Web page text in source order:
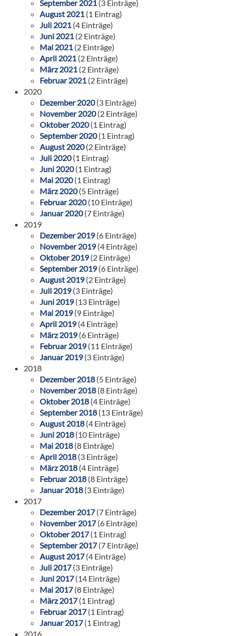
September 2021 (3 Einträge)
August 2021 (1 Eintrag)
Juli 2021 (4 Einträge)
Juni 2021 (2 Einträge)
Mai 2021 (2 Einträge)
April 2021 (2 Einträge)
März 2021 (2 Einträge)
Februar 2021 (2 Einträge)
2020
Dezember 2020(3 Einträge)
November 2020(2 Einträge)
Oktober 2020(1 Eintrag)
September 2020(1 Eintrag)
August 2020(2 Einträge)
Juli 2020(1 Eintrag)
Juni 2020(1 Eintrag)
Mai 2020(1 Eintrag)
März 2020(5 Einträge)
Februar 2020(10 Einträge)
Januar 2020(7 Einträge)
2019
Dezember 2019(6 Einträge)
November 2019(4 Einträge)
Oktober 2019(2 Einträge)
September 2019(6 Einträge)
August 2019(2 Einträge)
Juli 2019(3 Einträge)
Juni 2019(13 Einträge)
Mai 2019(9 Einträge)
April 2019(4 Einträge)
März 2019(6 Einträge)
Februar 2019(11 Einträge)
Januar 2019(3 Einträge)
2018
Dezember 2018(5 Einträge)
November 2018(8 Einträge)
Oktober 2018(4 Einträge)
September 2018(13 Einträge)
August 2018(4 Einträge)
Juni 2018(10 Einträge)
Mai 2018(8 Einträge)
April 2018(3 Einträge)
März 2018(4 Einträge)
Februar 2018(8 Einträge)
Januar 2018(3 Einträge)
2017
Dezember 2017(7 Einträge)
November 2017(6 Einträge)
Oktober 2017(1 Eintrag)
September 2017(7 Einträge)
August 2017(4 Einträge)
Juli 2017(3 Einträge)
Juni 2017(14 Einträge)
Mai 2017(8 Einträge)
März 2017(1 Eintrag)
Februar 2017(1 Eintrag)
Januar 2017(1 Eintrag)
2016